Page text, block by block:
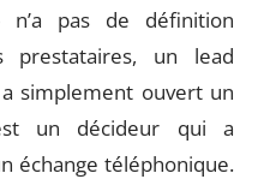
pas de définition
prestataires, un lead
simplement ouvert un
un décideur qui a
échange téléphonique.